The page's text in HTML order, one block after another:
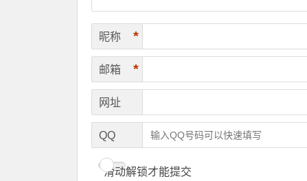
昵称 *
邮箱 *
网址
QQ
滑动解锁才能提交